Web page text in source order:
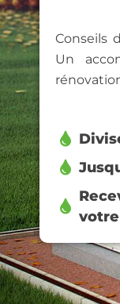
Conseils
Un